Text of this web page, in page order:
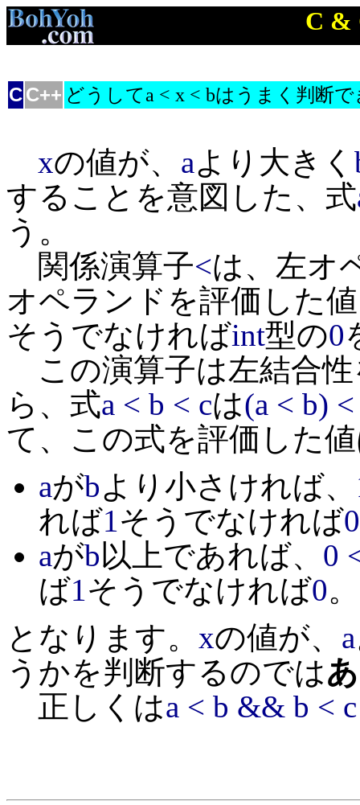
C &
CC++ どうしてa < x < bはうまく判断
xの値が、 aより大きく
することを意図した、式
う。
関係演算子<は、左オ
オペランドを評価した
そうでなければint型の0
この演算子は左結合
ら、式a < b < cは(a < b)
て、この式を評価した
aがbより小さければ、
れば1そうでなければ0
aがb以上であれば、 0
ば1そうでなければ0。
となります。 xの値が、 a
うかを判断するのでは
正しくはa < b && b < c